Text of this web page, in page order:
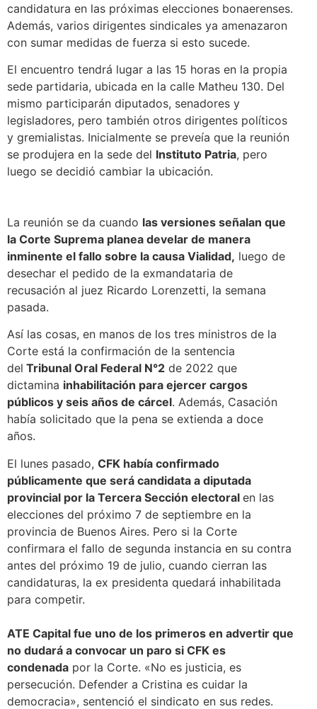
candidatura en las próximas elecciones bonaerenses.
Además, varios dirigentes sindicales ya amenazaron
con sumar medidas de fuerza si esto sucede.
El encuentro tendrá lugar a las 15 horas en la propia
sede partidaria, ubicada en la calle Matheu 130. Del
mismo participarán diputados, senadores y
legisladores, pero también otros dirigentes políticos
y gremialistas. Inicialmente se preveía que la reunión
se produjera en la sede del Instituto Patria, pero
luego se decidió cambiar la ubicación.
La reunión se da cuando las versiones señalan que
la Corte Suprema planea develar de manera
inminente el fallo sobre la causa Vialidad, luego de
desechar el pedido de la exmandataria de
recusación al juez Ricardo Lorenzetti, la semana
pasada.
Así las cosas, en manos de los tres ministros de la
Corte está la confirmación de la sentencia
del Tribunal Oral Federal N°2 de 2022 que
dictamina inhabilitación para ejercer cargos
públicos y seis años de cárcel. Además, Casación
había solicitado que la pena se extienda a doce
años.
El lunes pasado, CFK había confirmado
públicamente que será candidata a diputada
provincial por la Tercera Sección electoral en las
elecciones del próximo 7 de septiembre en la
provincia de Buenos Aires. Pero si la Corte
confirmara el fallo de segunda instancia en su contra
antes del próximo 19 de julio, cuando cierran las
candidaturas, la ex presidenta quedará inhabilitada
para competir.
ATE Capital fue uno de los primeros en advertir que
no dudará a convocar un paro si CFK es
condenada por la Corte. «No es justicia, es
persecución. Defender a Cristina es cuidar la
democracia», sentenció el sindicato en sus redes.